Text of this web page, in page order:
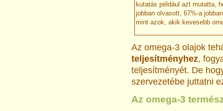
kutatás például azt mutatta,
jobban olvasott, 67%-a
mint azok, akik kevesebb
Az omega-3 olajok
teljesítményhez,
teljesítményét. De
szervezetébe juttatni
Az omega-3